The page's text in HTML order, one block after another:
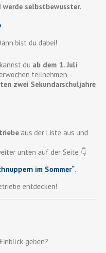
werde selbstbewusster.
bist du dabei!
du ab dem 1. Juli
teilnehmen –
zwei Sekundarschuljahre
aus der Liste aus und
unten auf der Seite 👇
im Sommer“.
entdecken!
geben?